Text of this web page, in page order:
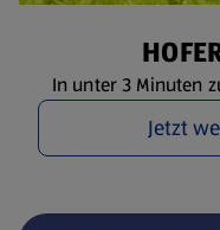
In unter 3 Minuten
Jetzt